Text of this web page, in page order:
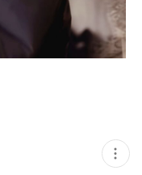
현
재